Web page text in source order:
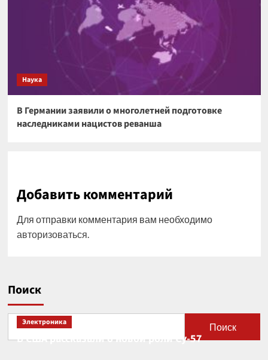
Наука
В Германии заявили о многолетней подготовке
наследниками нацистов реванша
Добавить комментарий
Для отправки комментария вам необходимо
авторизоваться.
Поиск
Поиск
Электроника
В США рассказали о новой роли Су-57